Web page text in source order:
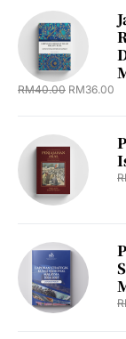
RM40.00 RM36.00